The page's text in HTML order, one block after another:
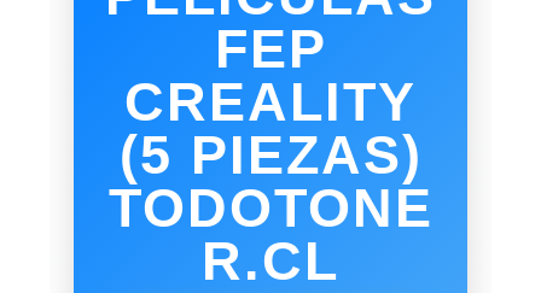
FEP
CREALITY
(5 PIEZAS)
TODOTONE
R.CL